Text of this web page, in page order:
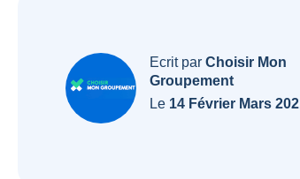
Ecrit par Choisir Mon
Groupement
Le 14 Février Mars